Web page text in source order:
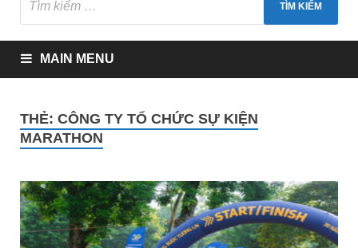
MAIN MENU
THẺ: CÔNG TY TỔ CHỨC SỰ KIỆN
MARATHON